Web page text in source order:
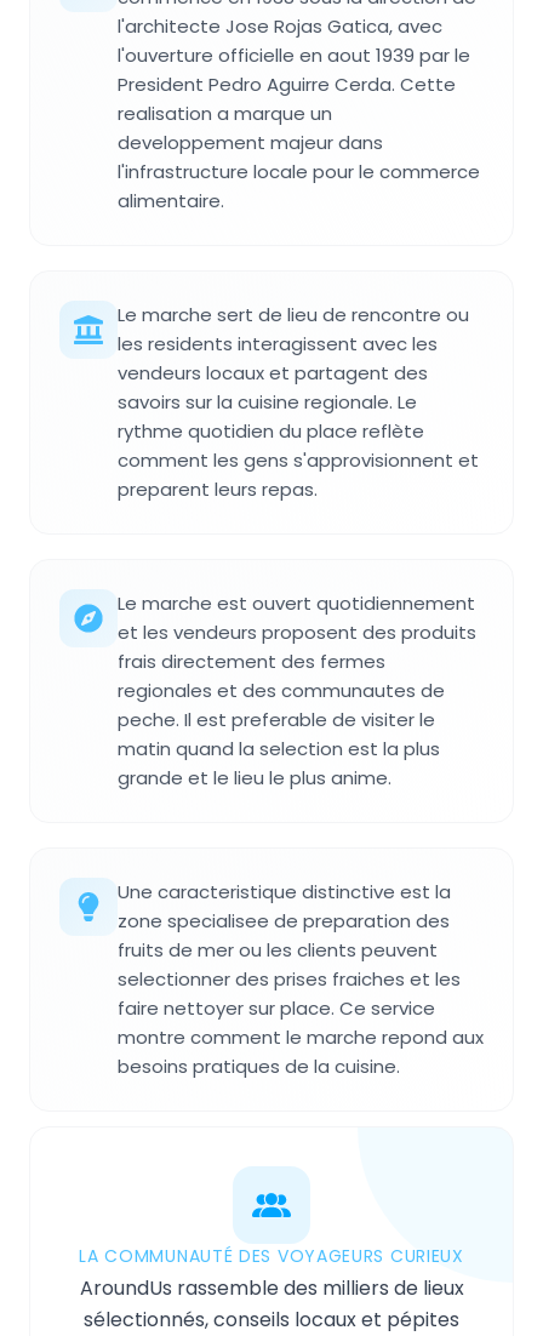
l'architecte Jose Rojas Gatica, avec
l'ouverture officielle en aout 1939 par le
President Pedro Aguirre Cerda. Cette
realisation a marque un
developpement majeur dans
l'infrastructure locale pour le commerce
alimentaire.
Le marche sert de lieu de rencontre ou
les residents interagissent avec les
vendeurs locaux et partagent des
savoirs sur la cuisine regionale. Le
rythme quotidien du place reflète
comment les gens s'approvisionnent et
preparent leurs repas.
Le marche est ouvert quotidiennement
et les vendeurs proposent des produits
frais directement des fermes
regionales et des communautes de
peche. Il est preferable de visiter le
matin quand la selection est la plus
grande et le lieu le plus anime.
Une caracteristique distinctive est la
zone specialisee de preparation des
fruits de mer ou les clients peuvent
selectionner des prises fraiches et les
faire nettoyer sur place. Ce service
montre comment le marche repond aux
besoins pratiques de la cuisine.
LA COMMUNAUTÉ DES VOYAGEURS CURIEUX
AroundUs rassemble des milliers de lieux
sélectionnés, conseils locaux et pépites